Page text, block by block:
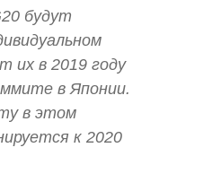
будут
их в 2019 году
в Японии.
в этом
к 2020